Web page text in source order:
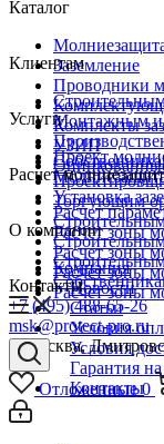
Каталог
Заземление
Проводники
Комплекты
УЗИП
Клиентам
Монтажным и
Торгующим
Услуги
Проект
Установка
Расчет
Расчет
Расчет зоны
Расчет зоны
Расчет зоны
Расчет зоны
О компании
Компания
Новости
Статьи
Условия
Условия
Гарантия
Контакты
Контакты
+7 (495) 488-65-26
msk@protect-pro.ru
г. Москва,
Отложенные 0